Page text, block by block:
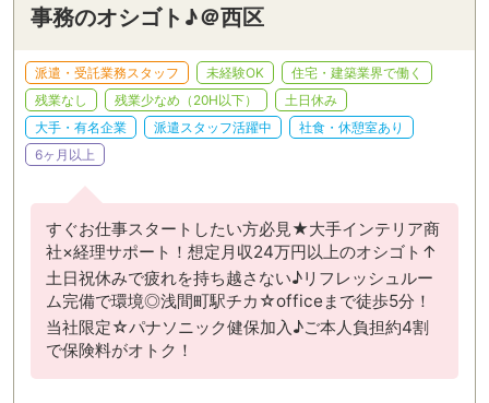
事務のオシゴト♪＠西区
派遣・受託業務スタッフ 未経験OK
住宅・建築業界で働く
残業なし
残業少なめ（20H以下）
土日休み
大手・有名企業
派遣スタッフ活躍中
社食・休憩室あり
6ヶ月以上
すぐお仕事スタートしたい方必見★大手インテリア商
社×経理サポート！想定月収24万円以上のオシゴト↑
土日祝休みで疲れを持ち越さない♪リフレッシュルー
ム完備で環境◎浅間町駅チカ☆officeまで徒歩5分！
当社限定☆パナソニック健保加入♪ご本人負担約4割
で保険料がオトク！